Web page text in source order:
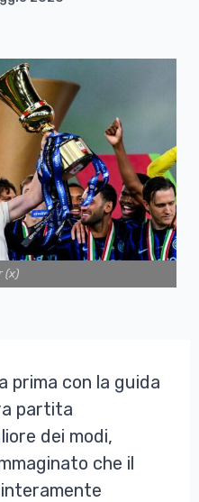
(x)
prima con la guida
partita
dei modi,
che il